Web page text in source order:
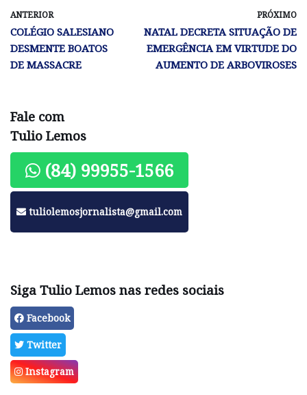
ANTERIOR
COLÉGIO SALESIANO
DESMENTE BOATOS
DE MASSACRE
PRÓXIMO
NATAL DECRETA SITUAÇÃO DE
EMERGÊNCIA EM VIRTUDE DO
AUMENTO DE ARBOVIROSES
Fale com
Tulio Lemos
(84) 99955-1566
tuliolemosjornalista@gmail.com
Siga Tulio Lemos nas redes sociais
Facebook
Twitter
Instagram